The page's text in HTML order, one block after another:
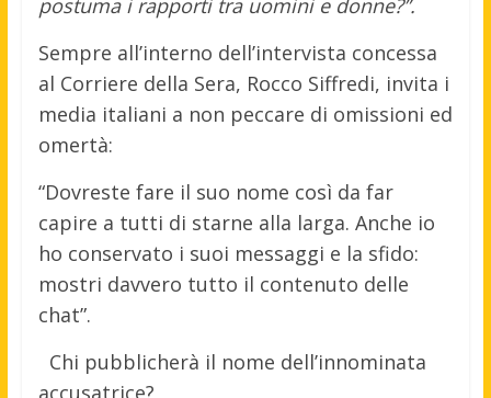
postuma i rapporti tra uomini e donne?”.
Sempre all’interno dell’intervista concessa
al Corriere della Sera, Rocco Siffredi, invita i
media italiani a non peccare di omissioni ed
omertà:
“Dovreste fare il suo nome così da far
capire a tutti di starne alla larga. Anche io
ho conservato i suoi messaggi e la sfido:
mostri davvero tutto il contenuto delle
chat”.
Chi pubblicherà il nome dell’innominata